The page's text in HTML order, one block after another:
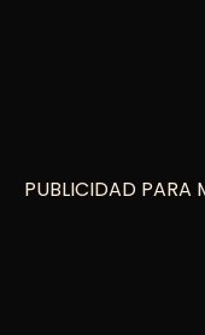
PUBLICIDAD PARA